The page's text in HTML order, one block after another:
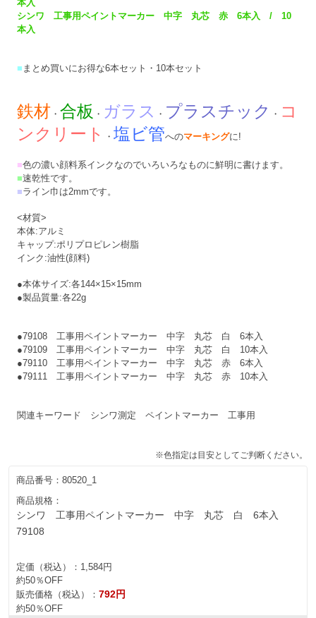
本入
シンワ 工事用ペイントマーカー 中字 丸芯 赤 6本入 / 10
本入
■ まとめ買いにお得な6本セット・10本セット
鉄材 ・ 合板 ・ ガラス ・ プラスチック ・ コ
ンクリート
・ 塩ビ管へのマーキングに!
■色の濃い顔料系インクなのでいろいろなものに鮮明に書けます。
■速乾性です。
■ライン巾は2mmです。
<材質>
本体:アルミ
キャップ:ポリプロピレン樹脂
インク:油性(顔料)
●本体サイズ:各144×15×15mm
●製品質量:各22g
●79108 工事用ペイントマーカー 中字 丸芯 白 6本入
●79109 工事用ペイントマーカー 中字 丸芯 白 10本入
●79110 工事用ペイントマーカー 中字 丸芯 赤 6本入
●79111 工事用ペイントマーカー 中字 丸芯 赤 10本入
関連キーワード シンワ測定 ペイントマーカー 工事用
※色指定は目安としてご判断ください。
商品番号： 80520_1
商品規格：
シンワ 工事用ペイントマーカー 中字 丸芯 白 6本入
79108
定価（税込）： 1,584円
約50％OFF
販売価格（税込）： 792円
約50％OFF